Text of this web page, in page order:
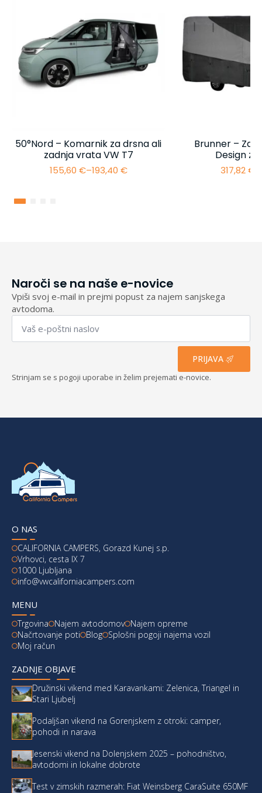
50°Nord – Komarnik za drsna ali
zadnja vrata VW T7
155,60 €–193,40 €
Cenovni
Brunner –
Design
317,82€
Naroči se na naše e-novice
Vpiši svoj e-mail in prejmi popust za najem sanjskega
avtodoma.
Email
PRIJAVA
Strinjam se s pogoji uporabe in želim prejemati e-novice.
O NAS
CALIFORNIA CAMPERS, Gorazd Kunej s.p.
Vrhovci, cesta IX 7
1000 Ljubljana
info@vwcaliforniacampers.com
MENU
Trgovina Najem avtodomov Najem opreme
Načrtovanje poti
Blog Splošni pogoji najema vozil
Moj račun
ZADNJE OBJAVE
Družinski vikend med Karavankami: Zelenica, Triangel in
Stari Ljubelj
Podaljšan vikend na Gorenjskem z otroki: camper,
pohodi in narava
Jesenski vikend na Dolenjskem 2025 – pohodništvo,
avtodomi in lokalne dobrote
Test v zimskih razmerah: Fiat Weinsberg CaraSuite 650MF